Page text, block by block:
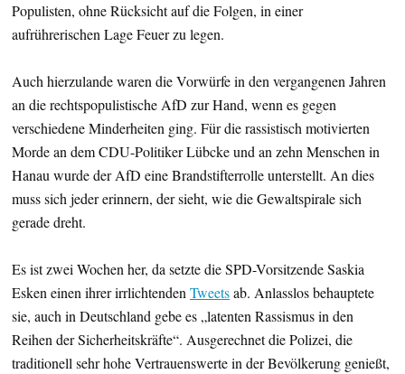
Populisten, ohne Rücksicht auf die Folgen, in einer
aufrührerischen Lage Feuer zu legen.
Auch hierzulande waren die Vorwürfe in den vergangenen Jahren
an die rechtspopulistische AfD zur Hand, wenn es gegen
verschiedene Minderheiten ging. Für die rassistisch motivierten
Morde an dem CDU-Politiker Lübcke und an zehn Menschen in
Hanau wurde der AfD eine Brandstifterrolle unterstellt. An dies
muss sich jeder erinnern, der sieht, wie die Gewaltspirale sich
gerade dreht.
Es ist zwei Wochen her, da setzte die SPD-Vorsitzende Saskia
Esken einen ihrer irrlichtenden Tweetsab. Anlasslos behauptete
sie, auch in Deutschland gebe es „latenten Rassismus in den
Reihen der Sicherheitskräfte“. Ausgerechnet die Polizei, die
traditionell sehr hohe Vertrauenswerte in der Bevölkerung genießt,